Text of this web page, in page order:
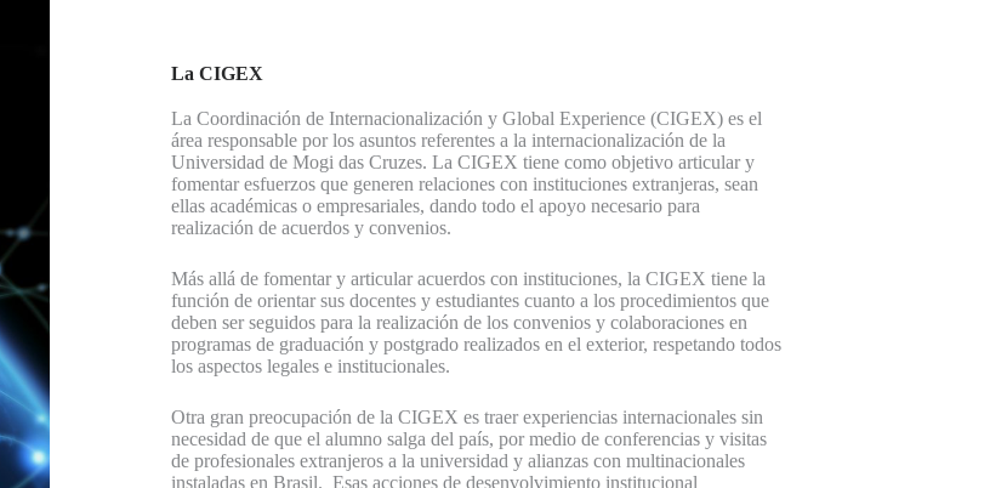
La CIGEX
La Coordinación de Internacionalización y Global Experience (CIGEX) es el
área responsable por los asuntos referentes a la internacionalización de la
Universidad de Mogi das Cruzes. La CIGEX tiene como objetivo articular y
fomentar esfuerzos que generen relaciones con instituciones extranjeras, sean
ellas académicas o empresariales, dando todo el apoyo necesario para
realización de acuerdos y convenios.
Más allá de fomentar y articular acuerdos con instituciones, la CIGEX tiene la
función de orientar sus docentes y estudiantes cuanto a los procedimientos que
deben ser seguidos para la realización de los convenios y colaboraciones en
programas de graduación y postgrado realizados en el exterior, respetando todos
los aspectos legales e institucionales.
Otra gran preocupación de la CIGEX es traer experiencias internacionales sin
necesidad de que el alumno salga del país, por medio de conferencias y visitas
de profesionales extranjeros a la universidad y alianzas con multinacionales
instaladas en Brasil. Esas acciones de desenvolvimiento institucional